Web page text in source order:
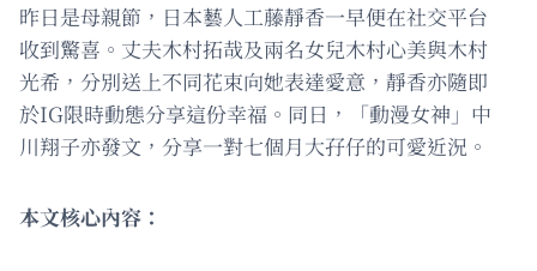
昨日是母親節，日本藝人工藤靜香一早便在社交平台
收到驚喜。丈夫木村拓哉及兩名女兒木村心美與木村
光希，分別送上不同花束向她表達愛意，靜香亦隨即
於IG限時動態分享這份幸福。同日，「動漫女神」中
川翔子亦發文，分享一對七個月大孖仔的可愛近況。
本文核心內容：